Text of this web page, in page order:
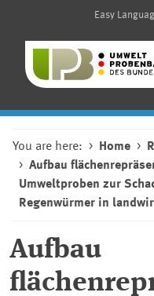
Easy
You are here: Home
Aufbau
Umweltproben zur
Regenwürmer in
Aufbau